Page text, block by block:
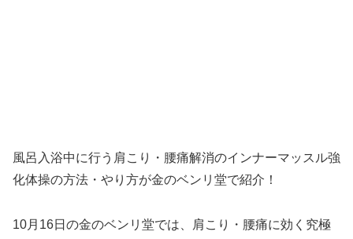
風呂入浴中に行う肩こり・腰痛解消のインナーマッスル強
化体操の方法・やり方が金のベンリ堂で紹介！
10月16日の金のベンリ堂では、肩こり・腰痛に効く究極